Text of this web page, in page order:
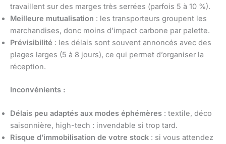
travaillent sur des marges très serrées (parfois 5 à 10 %).
Meilleure mutualisation : les transporteurs groupent les
marchandises, donc moins d’impact carbone par palette.
Prévisibilité : les délais sont souvent annoncés avec des
plages larges (5 à 8 jours), ce qui permet d’organiser la
réception.
Inconvénients :
Délais peu adaptés aux modes éphémères : textile, déco
saisonnière, high-tech : invendable si trop tard.
Risque d’immobilisation de votre stock : si vous attendez